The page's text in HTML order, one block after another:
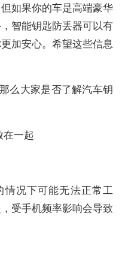
如果你的车是高端豪华
智能钥匙防丢器可以有
加安心。希望这些信息
么大家是否了解汽车钥
在一起
况下可能无法正常工
受手机频率影响会导致